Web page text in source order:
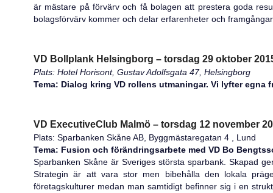
är mästare på förvärv och få bolagen att prestera goda
bolagsförvärv kommer och delar erfarenheter och
VD Bollplank Helsingborg – torsdag 29 oktober
Plats: Hotel Horisont, Gustav Adolfsgata 47, Helsingborg
Tema: Dialog kring VD rollens utmaningar. Vi lyfter
VD ExecutiveClub Malmö – torsdag 12 november
Plats: Sparbanken Skåne AB, Byggmästaregatan 4 , Lund
Tema: Fusion och förändringsarbete med VD Bo
Sparbanken Skåne är Sveriges största sparbank. Skapad
Strategin är att vara stor men bibehålla den lokala
företagskulturer medan man samtidigt befinner sig i en